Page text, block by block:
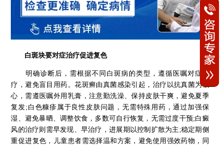
白斑块要对症治疗促进复色
明确诊断后，需根据不同白斑病的类型，遵循医嘱对症治
疗，避免盲目用药。花斑癣由真菌感染引起，治疗以抗真菌为核
心，需遵医嘱外用乳膏，注意勤洗澡、保持皮肤干爽，避免夏季
复发;白色糠疹属于良性皮肤问题，无需特殊用药，通过加强保
湿、避免暴晒、调整饮食，多数可自行恢复，无需过度干预;白癜
风的治疗则需早发现、早治疗，进展期以控制扩散为主;稳定期侧
重促进复色，儿童患者需选择温和方案，避免使用强效药物，同